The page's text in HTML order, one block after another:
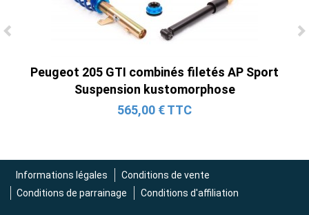
Tube en H pour Ford Mustang GT & V6
(2015-2023)
2 690,00 € TTC
Peugeot 205 GTI combinés filetés AP Sport
Suspension kustomorphose
565,00 € TTC
Informations légales
Conditions de vente
Conditions de parrainage
Conditions d'affiliation